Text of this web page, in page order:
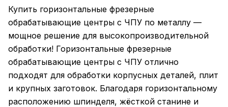
Купить горизонтальные фрезерные
обрабатывающие центры с ЧПУ по металлу —
мощное решение для высокопроизводительной
обработки! Горизонтальные фрезерные
обрабатывающие центры с ЧПУ отлично
подходят для обработки корпусных деталей, плит
и крупных заготовок. Благодаря горизонтальному
расположению шпинделя, жёсткой станине и